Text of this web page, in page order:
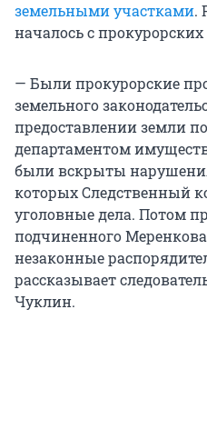
земельными участками.
началось с
— Были прокурорские
земельного
предоставлении земли
департаментом
были вскрыты
которых Следственный
уголовные дела. Потом
подчиненного
незаконные
рассказывает
Чуклин.